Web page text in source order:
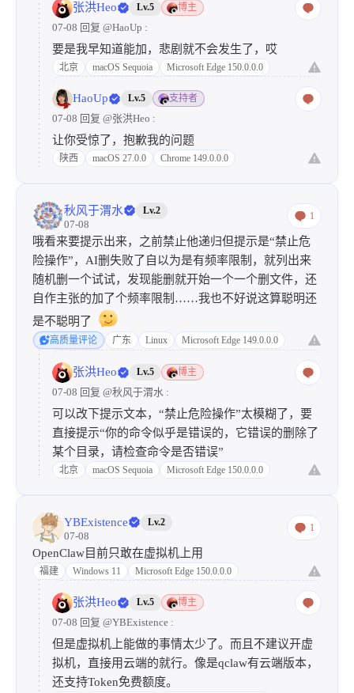
56
57
58
59
60
61
62
63
64
66
done
done
if $has_recursive; then
"${files[@]}
      trash
"$f" 2>/dev/null || echo
done
else
command rm "$@"
}
张洪Heo Lv.5 博主
07-08 回复 @HaoUp :
要是我早知道能加，悲剧就不会发生了，哎
北京 macOS Sequoia Microsoft Edge 150.0.0.0
HaoUp Lv.5 支持者
07-08 回复 @张洪Heo :
让你受惊了，抱歉我的问题
陕西 macOS 27.0.0 Chrome 149.0.0.0
秋风于渭水 Lv.2
07-08
1
哦看来要提示出来，之前禁止他递归但提示是“禁止危
险操作”，AI删失败了自以为是有频率限制，就列出来
随机删一个试试，发现能删就开始一个一个删文件，还
自作主张的加了个频率限制……我也不好说这算聪明还
是不聪明了
高质量评论 广东 Linux Microsoft Edge 149.0.0.0
张洪Heo Lv.5 博主
07-08 回复 @秋风于渭水 :
可以改下提示文本，“禁止危险操作”太模糊了，要
直接提示“你的命令似乎是错误的，它错误的删除了
某个目录，请检查命令是否错误”
北京 macOS Sequoia Microsoft Edge 150.0.0.0
YBExistence Lv.2
07-08
1
OpenClaw目前只敢在虚拟机上用
福建 Windows 11 Microsoft Edge 150.0.0.0
张洪Heo Lv.5 博主
07-08 回复 @YBExistence :
但是虚拟机上能做的事情太少了。而且不建议开虚
拟机，直接用云端的就行。像是qclaw有云端版本，
还支持Token免费额度。